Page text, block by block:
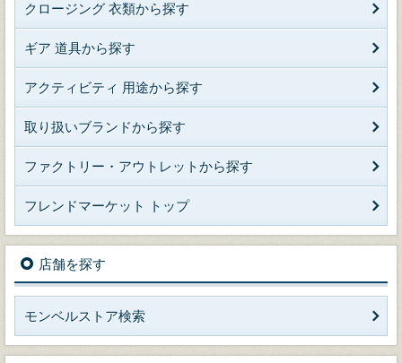
クロージング 衣類から探す
ギア 道具から探す
アクティビティ 用途から探す
取り扱いブランドから探す
ファクトリー・アウトレットから探す
フレンドマーケット トップ
店舗を探す
モンベルストア検索